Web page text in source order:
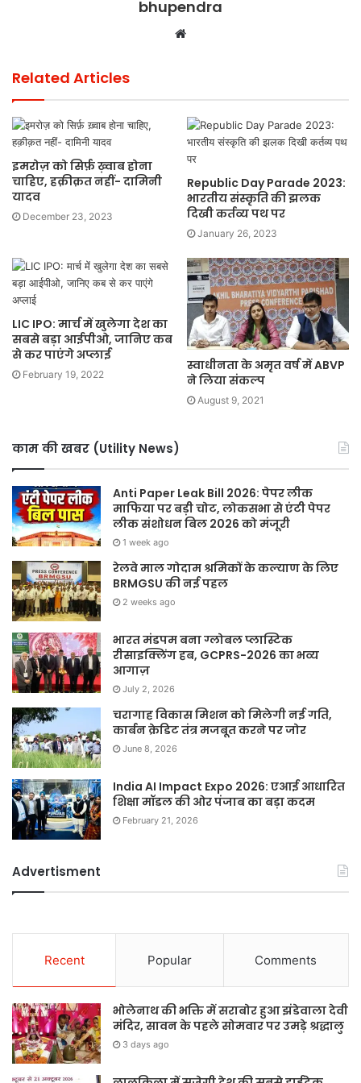
bhupendra
Website
Related Articles
इमरोज़ को सिर्फ़ ख़्वाब होना
चाहिए, हक़ीक़त नहीं- दामिनी
यादव
December 23, 2023
Republic Day Parade 2023:
भारतीय संस्कृति की झलक
दिखी कर्तव्य पथ पर
January 26, 2023
LIC IPO: मार्च में खुलेगा देश का
सबसे बड़ा आईपीओ, जानिए कब
से कर पाएंगे अप्लाई
February 19, 2022
स्वाधीनता के अमृत वर्ष में ABVP
ने लिया संकल्प
August 9, 2021
काम की खबर (Utility News)
Anti Paper Leak Bill 2026: पेपर लीक
माफिया पर बड़ी चोट, लोकसभा से एंटी पेपर
लीक संशोधन बिल 2026 को मंजूरी
1 week ago
रेलवे माल गोदाम श्रमिकों के कल्याण के लिए
BRMGSU की नई पहल
2 weeks ago
भारत मंडपम बना ग्लोबल प्लास्टिक
रीसाइक्लिंग हब, GCPRS-2026 का भव्य
आगाज़
July 2, 2026
चरागाह विकास मिशन को मिलेगी नई गति,
कार्बन क्रेडिट तंत्र मजबूत करने पर जोर
June 8, 2026
India AI Impact Expo 2026: एआई आधारित
शिक्षा मॉडल की ओर पंजाब का बड़ा कदम
February 21, 2026
Advertisment
Recent Popular Comments
भोलेनाथ की भक्ति में सराबोर हुआ झंडेवाला देवी
मंदिर, सावन के पहले सोमवार पर उमड़े श्रद्धालु
3 days ago